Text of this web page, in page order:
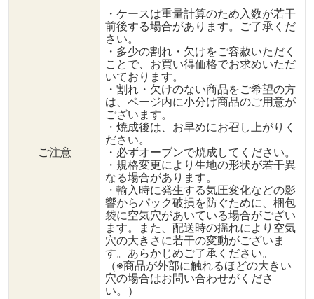
ご注意
・ケースは重量計算のため入数が若干
前後する場合があります。ご了承くだ
さい。
・多少の割れ・欠けをご容赦いただく
ことで、お買い得価格でお求めいただ
いております。
・割れ・欠けのない商品をご希望の方
は、ページ内に小分け商品のご用意が
ございます。
・焼成後は、お早めにお召し上がりく
ださい。
・必ずオーブンで焼成してください。
・規格変更により生地の形状が若干異
なる場合があります。
・輸入時に発生する気圧変化などの影
響からパック破損を防ぐために、梱包
袋に空気穴があいている場合がござい
ます。また、配送時の揺れにより空気
穴の大きさに若干の変動がございま
す。あらかじめご了承ください。
（※商品が外部に触れるほどの大きい
穴の場合はお問い合わせがくださ
い。）